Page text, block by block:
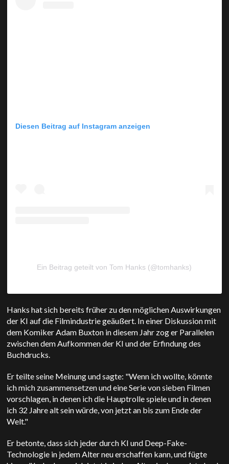
Diesen Beitrag auf Instagram anzeigen
Ein Beitrag geteilt von Tom Hanks (@tomhanks)
Hanks hat sich bereits früher zu den möglichen Auswirkungen
der KI auf die Filmindustrie geäußert. In einer Diskussion mit
dem Komiker Adam Buxton in diesem Jahr zog er Parallelen
zwischen dem Aufkommen der KI und der Erfindung des
Buchdrucks.
Er teilte seine Meinung und sagte: "Wenn ich wollte, könnte
ich mich zusammensetzen und eine Serie von sieben Filmen
vorschlagen, in denen ich die Hauptrolle spiele und in denen
ich 32 Jahre alt sein würde, von jetzt an bis zum Ende der
Welt."
Er betonte, dass sich jeder durch KI und Deep-Fake-
Technologie in jedem Alter neu erschaffen kann, und fügte